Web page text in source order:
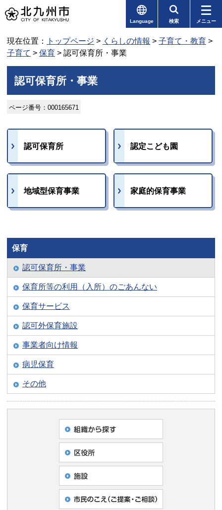
Language 検索 メニュー
現在位置： トップページ > くらしの情報 > 子育て・教育 >
子育て > 保育 > 認可保育所・事業
認可保育所・事業
ページ番号：000165671
認可保育所 認定こども園
地域型保育事業 家庭的保育事業
保育
認可保育所・事業
保育所等の利用（入所）のごあんない
保育サービス
認可外保育施設
事業者向け情報
病児保育
その他